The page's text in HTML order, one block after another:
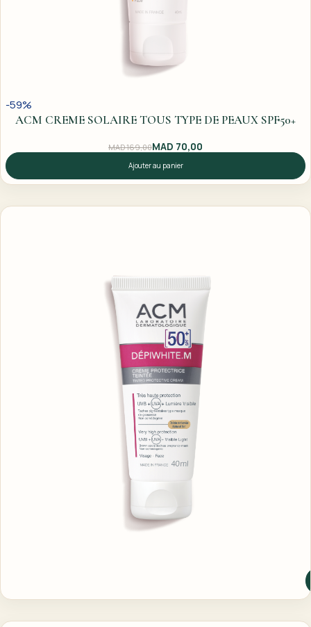
-59%
ACM CREME SOLAIRE TOUS TYPE DE PEAUX SPF50+
MAD169,00MAD 70,00
Ajouter au panier